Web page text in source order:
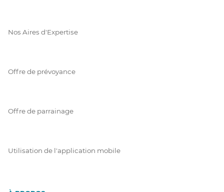
Nos Aires d'Expertise
Offre de prévoyance
Offre de parrainage
Utilisation de l'application mobile